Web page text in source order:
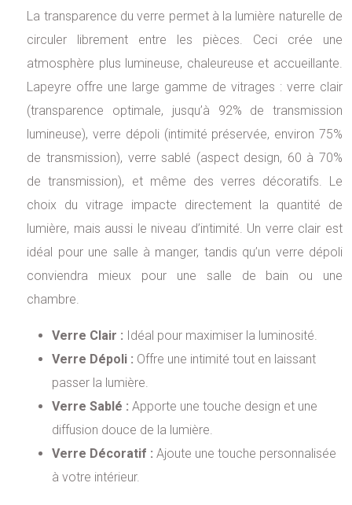
La transparence du verre permet à la lumière naturelle de
circuler librement entre les pièces. Ceci crée une
atmosphère plus lumineuse, chaleureuse et accueillante.
Lapeyre offre une large gamme de vitrages : verre clair
(transparence optimale, jusqu’à 92% de transmission
lumineuse), verre dépoli (intimité préservée, environ 75%
de transmission), verre sablé (aspect design, 60 à 70%
de transmission), et même des verres décoratifs. Le
choix du vitrage impacte directement la quantité de
lumière, mais aussi le niveau d’intimité. Un verre clair est
idéal pour une salle à manger, tandis qu’un verre dépoli
conviendra mieux pour une salle de bain ou une
chambre.
Verre Clair : Idéal pour maximiser la luminosité.
Verre Dépoli : Offre une intimité tout en laissant
passer la lumière.
Verre Sablé :Apporte une touche design et une
diffusion douce de la lumière.
Verre Décoratif :Ajoute une touche personnalisée
à votre intérieur.